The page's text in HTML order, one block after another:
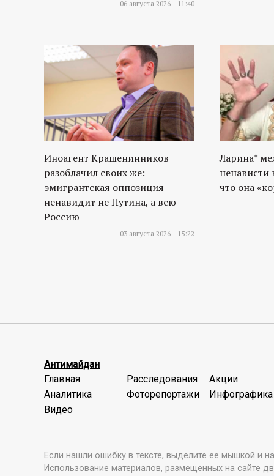
06 августа 2026 - 11:40
Иноагент Крашенинников
разоблачил своих же:
эмигрантская оппозиция
ненавидит не Путина, а всю
Россию
03 августа 2026 - 15:22
Ларина*
ненависти
что она
Антимайдан
Главная
Расследования
Акции
Аналитика
Фоторепортажи
Инфографика
Видео
Если нашли ошибку в тексте, выделите ее мышкой и
Использование материалов, размещенных на сайте